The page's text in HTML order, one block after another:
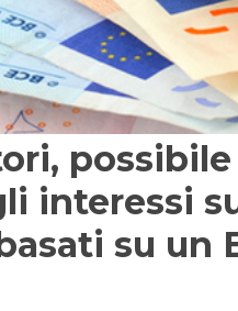
possibile
interessi
su un